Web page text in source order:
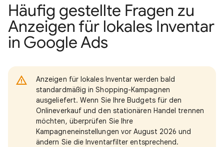
Häufig gestellte Fragen zu
Anzeigen für lokales Inventar
in Google Ads
Anzeigen für lokales Inventar werden bald
standardmäßig in Shopping-Kampagnen
ausgeliefert. Wenn Sie Ihre Budgets für den
Onlineverkauf und den stationären Handel trennen
möchten, überprüfen Sie Ihre
Kampagneneinstellungen vor August 2026 und
ändern Sie die Inventarfilter entsprechend.